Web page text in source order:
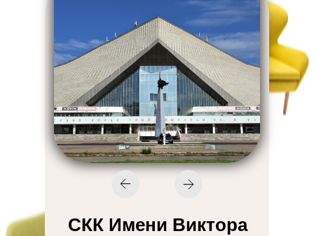
СКК Имени Виктора